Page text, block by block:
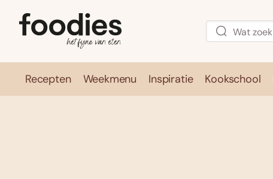
Recepten Weekmenu Inspiratie Kookschool